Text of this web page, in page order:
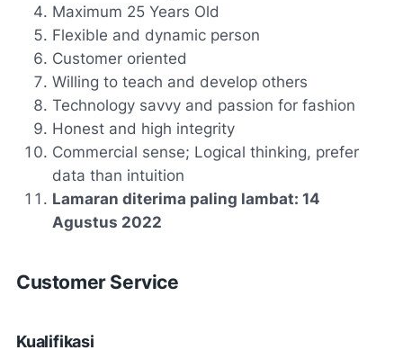
Maximum 25 Years Old
Flexible and dynamic person
Customer oriented
Willing to teach and develop others
Technology savvy and passion for fashion
Honest and high integrity
Commercial sense; Logical thinking, prefer
data than intuition
Lamaran diterima paling lambat: 14
Agustus 2022
Customer Service
Kualifikasi